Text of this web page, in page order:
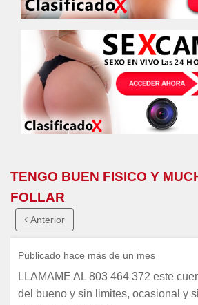
TENGO BUEN FISICO Y
FOLLAR
Anterior
Publicado hace más de un mes
LLAMAME AL 803 464 372 este
del bueno y sin limites, ocasional y